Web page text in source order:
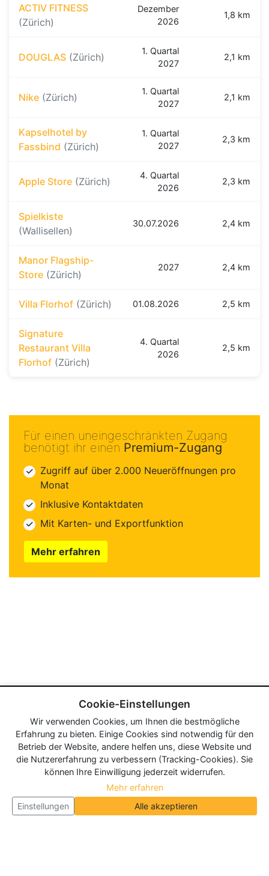
ACTIV FITNESS
(Zürich)
Dezember
2026
1,8 km
DOUGLAS (Zürich)
1. Quartal
2027
2,1 km
Nike (Zürich)
1. Quartal
2027
2,1 km
Kapselhotel by
Fassbind (Zürich)
1. Quartal
2027
2,3 km
Apple Store (Zürich)
4. Quartal
2026
2,3 km
Spielkiste
(Wallisellen)
30.07.2026 2,4 km
Manor Flagship-
Store (Zürich)
2027 2,4 km
Villa Florhof (Zürich) 01.08.2026 2,5 km
Signature
Restaurant Villa
Florhof (Zürich)
4. Quartal
2026
2,5 km
Für einen uneingeschränkten Zugang
benötigt ihr einen Premium-Zugang
Zugriff auf über 2.000 Neueröffnungen pro
Monat
Inklusive Kontaktdaten
Mit Karten- und Exportfunktion
Mehr erfahren
Cookie-Einstellungen
Wir verwenden Cookies, um Ihnen die bestmögliche
Erfahrung zu bieten. Einige Cookies sind notwendig für den
Betrieb der Website, andere helfen uns, diese Website und
die Nutzererfahrung zu verbessern (Tracking-Cookies). Sie
können Ihre Einwilligung jederzeit widerrufen.
Mehr erfahren
Einstellungen
Alle akzeptieren